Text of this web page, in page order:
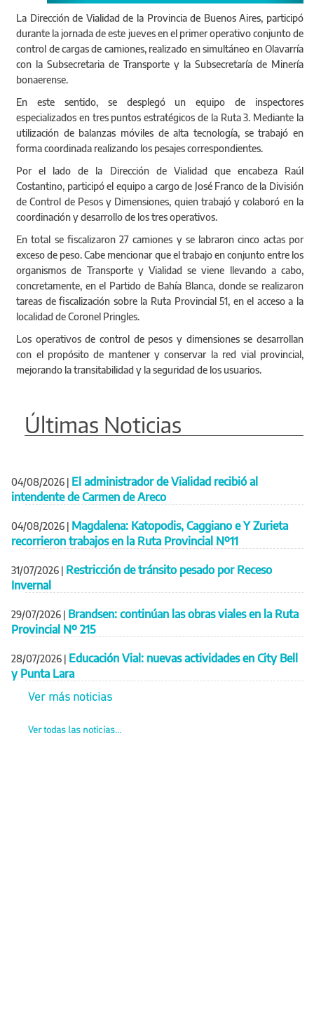
La Dirección de Vialidad de la Provincia de Buenos Aires, participó
durante la jornada de este jueves en el primer operativo conjunto de
control de cargas de camiones, realizado en simultáneo en Olavarría
con la Subsecretaria de Transporte y la Subsecretaría de Minería
bonaerense.
En este sentido, se desplegó un equipo de inspectores
especializados en tres puntos estratégicos de la Ruta 3. Mediante la
utilización de balanzas móviles de alta tecnología, se trabajó en
forma coordinada realizando los pesajes correspondientes.
Por el lado de la Dirección de Vialidad que encabeza Raúl
Costantino, participó el equipo a cargo de José Franco de la División
de Control de Pesos y Dimensiones, quien trabajó y colaboró en la
coordinación y desarrollo de los tres operativos.
En total se fiscalizaron 27 camiones y se labraron cinco actas por
exceso de peso. Cabe mencionar que el trabajo en conjunto entre los
organismos de Transporte y Vialidad se viene llevando a cabo,
concretamente, en el Partido de Bahía Blanca, donde se realizaron
tareas de fiscalización sobre la Ruta Provincial 51, en el acceso a la
localidad de Coronel Pringles.
Los operativos de control de pesos y dimensiones se desarrollan
con el propósito de mantener y conservar la red vial provincial,
mejorando la transitabilidad y la seguridad de los usuarios.
Últimas Noticias
04/08/2026 | El administrador de Vialidad recibió al
intendente de Carmen de Areco
04/08/2026 | Magdalena: Katopodis, Caggiano e Y Zurieta
recorrieron trabajos en la Ruta Provincial Nº11
31/07/2026 | Restricción de tránsito pesado por Receso
Invernal
29/07/2026 | Brandsen: continúan las obras viales en la Ruta
Provincial Nº 215
28/07/2026 | Educación Vial: nuevas actividades en City Bell
y Punta Lara
Ver más noticias
Ver todas las noticias...